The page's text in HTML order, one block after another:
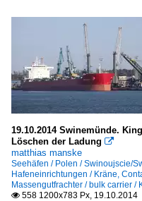
19.10.2014 Swinemünde.
Löschen der Ladung 
matthias manske
Seehäfen / Polen / Swinoujscie/
Hafeneinrichtungen / Kräne,
Massengutfrachter / bulk carrier /
 558 1200x783 Px, 19.10.2014